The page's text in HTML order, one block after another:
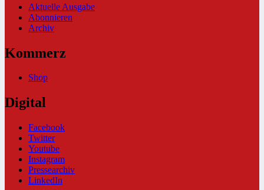
Aktuelle Ausgabe
Abonnieren
Archiv
Kommerz
Shop
Digital
Facebook
Twitter
Youtube
Instagram
Pressearchiv
LinkedIn